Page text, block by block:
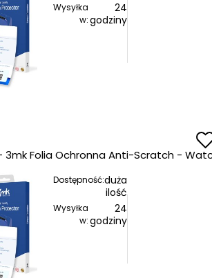
Wysyłka
w:
24
godziny
3mk Folia Ochronna Anti-Scratch -
Dostępność:duża
ilość
Wysyłka
w:
24
godziny